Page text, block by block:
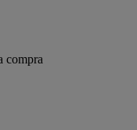
compra